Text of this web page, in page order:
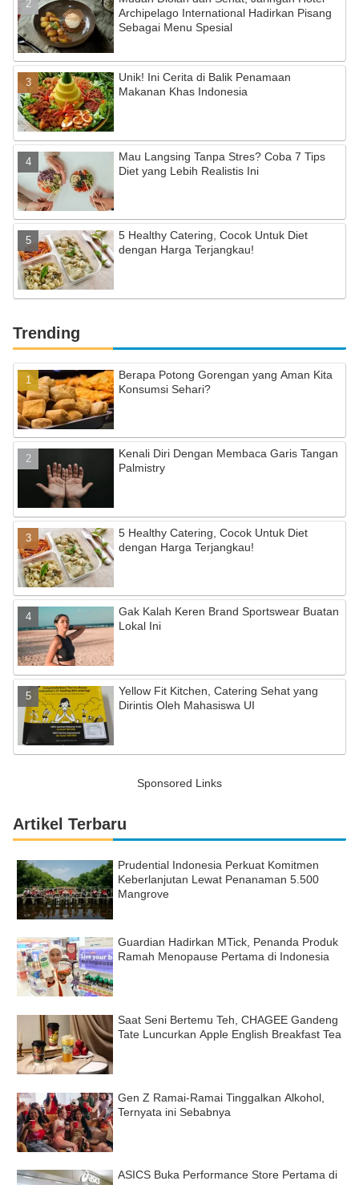
Archipelago International Hadirkan Pisang
Sebagai Menu Spesial
Unik! Ini Cerita di Balik Penamaan
Makanan Khas Indonesia
Mau Langsing Tanpa Stres? Coba 7 Tips
Diet yang Lebih Realistis Ini
5 Healthy Catering, Cocok Untuk Diet
dengan Harga Terjangkau!
Trending
Berapa Potong Gorengan yang Aman Kita
Konsumsi Sehari?
Kenali Diri Dengan Membaca Garis Tangan
Palmistry
5 Healthy Catering, Cocok Untuk Diet
dengan Harga Terjangkau!
Gak Kalah Keren Brand Sportswear Buatan
Lokal Ini
Yellow Fit Kitchen, Catering Sehat yang
Dirintis Oleh Mahasiswa UI
Sponsored Links
Artikel Terbaru
Prudential Indonesia Perkuat Komitmen
Keberlanjutan Lewat Penanaman 5.500
Mangrove
Guardian Hadirkan MTick, Penanda Produk
Ramah Menopause Pertama di Indonesia
Saat Seni Bertemu Teh, CHAGEE Gandeng
Tate Luncurkan Apple English Breakfast Tea
Gen Z Ramai-Ramai Tinggalkan Alkohol,
Ternyata ini Sebabnya
ASICS Buka Performance Store Pertama di